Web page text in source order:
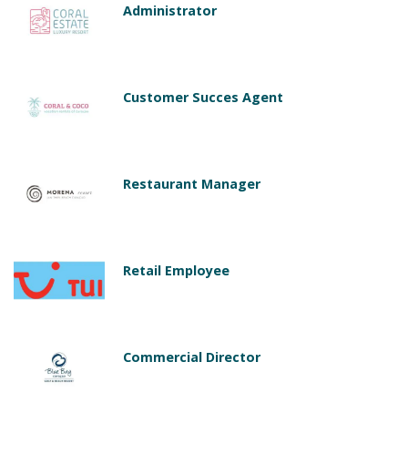
Administrator
Customer Succes Agent
Restaurant Manager
Retail Employee
Commercial Director